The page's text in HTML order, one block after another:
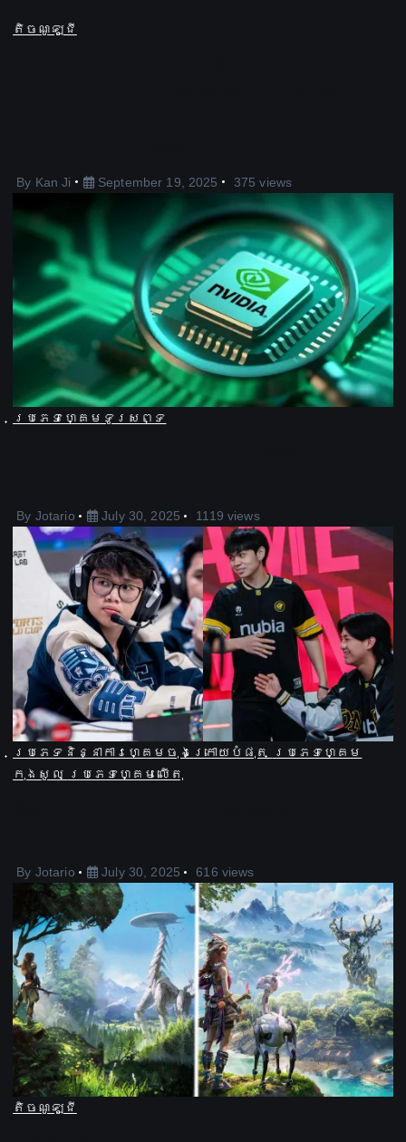
តិចណូឡូជី
By Kan Ji September 19, 2025 375 views
ប្រភេទហ្គេមទូរសព្ទ
By Jotario July 30, 2025 1119 views
ប្រភេទនិន្នាការហ្គេមចុងក្រោយបំផុត
ប្រភេទហ្គេម
កុងសូល ប្រភេទហ្គេមលើតុ
By Jotario July 30, 2025 616 views
តិចណូឡូជី